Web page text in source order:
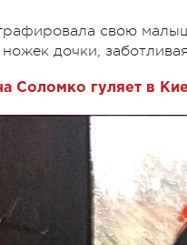
свою
дочки,
Соломко гуляет в